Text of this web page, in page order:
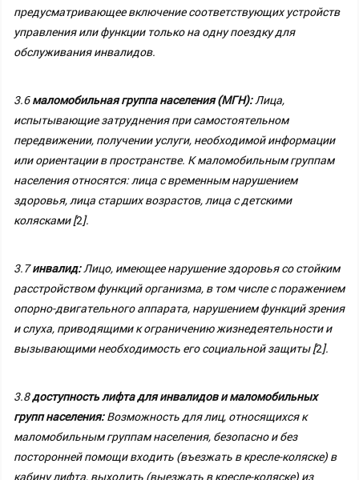
предусматривающее включение соответствующих устройств
управления или функции только на одну поездку для
обслуживания инвалидов.
3.6 маломобильная группа населения (МГН):Лица,
испытывающие затруднения при самостоятельном
передвижении, получении услуги, необходимой информации
или ориентации в пространстве. К маломобильным группам
населения относятся: лица с временным нарушением
здоровья, лица старших возрастов, лица с детскими
колясками [2].
3.7 инвалид:Лицо, имеющее нарушение здоровья со стойким
расстройством функций организма, в том числе с поражением
опорно-двигательного аппарата, нарушением функций зрения
и слуха, приводящими к ограничению жизнедеятельности и
вызывающими необходимость его социальной защиты [2].
3.8доступность лифта для инвалидов и маломобильных
групп населения: Возможность для лиц, относящихся к
маломобильным группам населения, безопасно и без
посторонней помощи входить (въезжать в кресле-коляске) в
кабину лифта, выходить (выезжать в кресле-коляске) из